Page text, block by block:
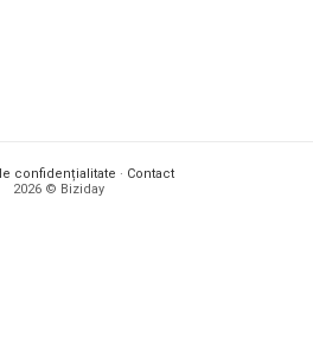
confidențialitate · Contact
2026 © Biziday